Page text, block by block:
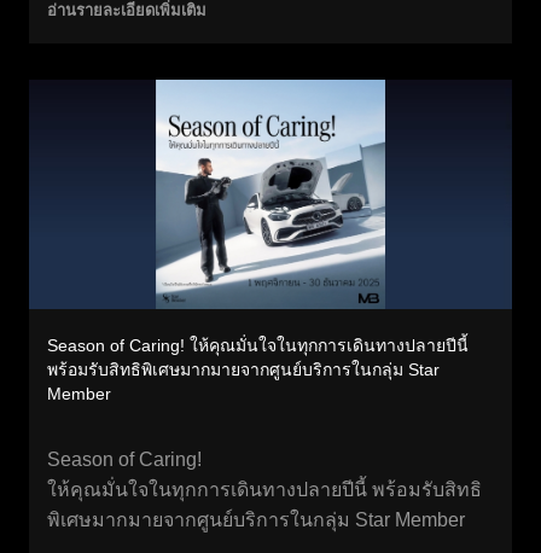
อ่านรายละเอียดเพิ่มเติม
Season of Caring! ให้คุณมั่นใจในทุกการเดินทางปลายปีนี้
พร้อมรับสิทธิพิเศษมากมายจากศูนย์บริการในกลุ่ม Star
Member
Season of Caring!
ให้คุณมั่นใจในทุกการเดินทางปลายปีนี้ พร้อมรับสิทธิ
พิเศษมากมายจากศูนย์บริการในกลุ่ม Star Member